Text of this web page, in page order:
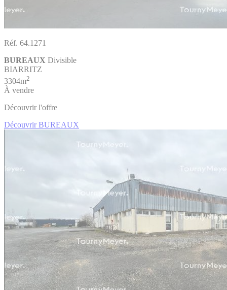
Réf. 64.1271
BUREAUX Divisible
BIARRITZ
3304m2
À vendre
Découvrir l'offre
Découvrir BUREAUX